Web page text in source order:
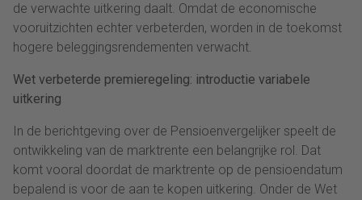
de verwachte uitkering daalt. Omdat de economische
vooruitzichten echter verbeterden, worden in de toekomst
hogere beleggingsrendementen verwacht.
Wet verbeterde premieregeling: introductie variabele
uitkering
In de berichtgeving over de Pensioenvergelijker speelt de
ontwikkeling van de marktrente een belangrijke rol. Dat
komt vooral doordat de marktrente op de pensioendatum
bepalend is voor de aan te kopen uitkering. Onder de Wet